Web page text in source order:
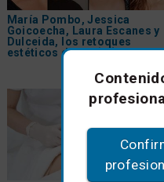
María Pombo, Jessica
Goicoecha, Laura Escanes y
Dulceida, los retoques
estéticos de lasinfluencers